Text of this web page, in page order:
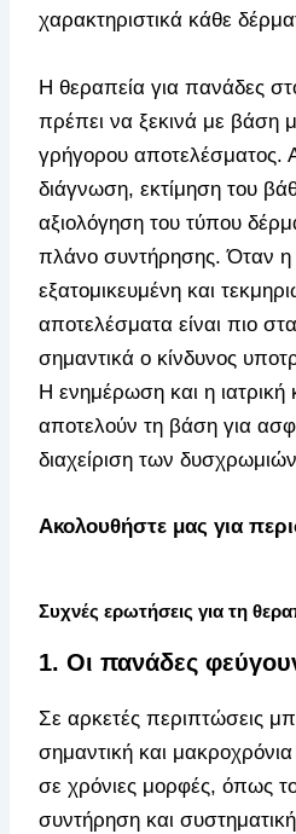
χαρακτηριστικά κάθε
Η θεραπεία για πανάδες
πρέπει να ξεκινά με βάση
γρήγορου αποτελέσματος.
διάγνωση, εκτίμηση του
αξιολόγηση του τύπου
πλάνο συντήρησης. Όταν η
εξατομικευμένη και
αποτελέσματα είναι πιο
σημαντικά ο κίνδυνος
Η ενημέρωση και η ιατρική
αποτελούν τη βάση για
διαχείριση των
Ακολουθήστε μας για
Συχνές ερωτήσεις για τη
1. Οι πανάδες
Σε αρκετές περιπτώσεις
σημαντική και
σε χρόνιες μορφές, όπως
συντήρηση και